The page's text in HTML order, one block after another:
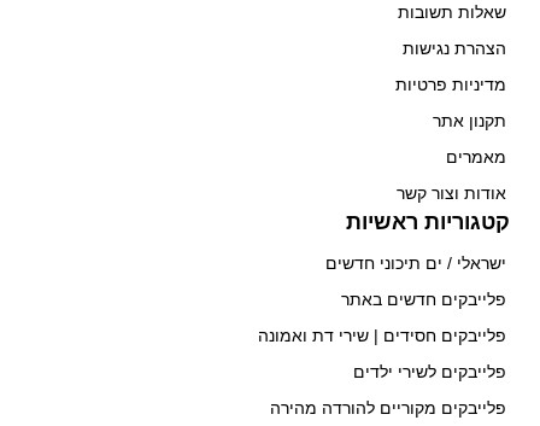
שאלות תשובות
הצהרת נגישות
מדיניות פרטיות
תקנון אתר
מאמרים
אודות וצור קשר
קטגוריות ראשיות
ישראלי / ים תיכוני חדשים
פלייבקים חדשים באתר
פלייבקים חסידים | שירי דת ואמונה
פלייבקים לשירי ילדים
פלייבקים מקוריים להורדה מהירה